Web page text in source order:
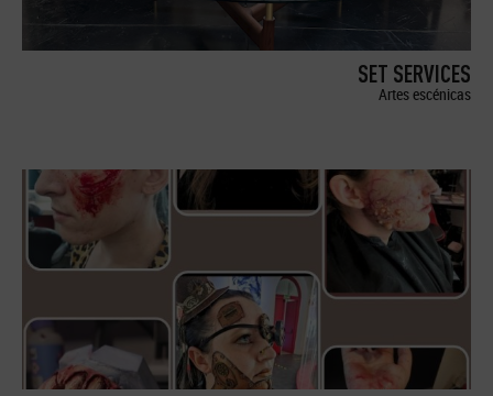
SET SERVICES
Artes escénicas